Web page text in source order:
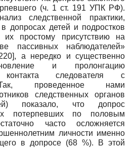
(ч. 1 ст. 191 УПК РФ).
следственной практики,
в допросах детей и подростков
их простому присутствию на
пассивных наблюдателей»
, а нередко и существенно
и пролонгацию
контакта следователя с
проведенное нами
следственных органов
показало, что допрос
потерпевших по половым
часто осложняется
личности именно
в допросе (68 %). В этой